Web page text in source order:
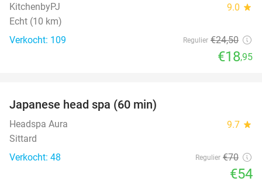
KitchenbyPJ 9.0 star
Echt (10 km)
Verkocht: 109
Regulier €24,50
€18,95
Japanese head spa (60 min)
Headspa Aura 9.7 star
Sittard
Verkocht: 48
Regulier €70
€54